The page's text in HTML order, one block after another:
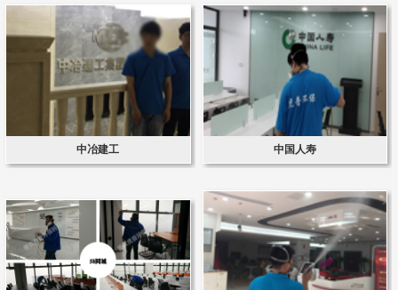
中冶建工 中国人寿